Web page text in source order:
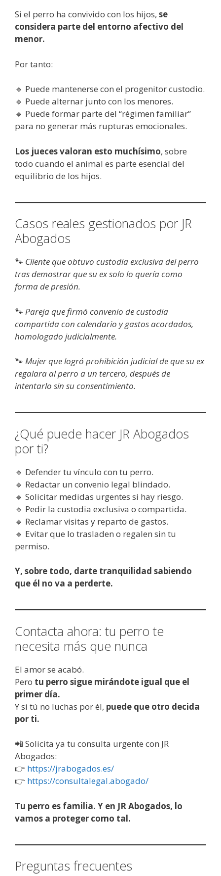
Si el perro ha convivido con los hijos, se
considera parte del entorno afectivo del
menor.
Por tanto:
🔹 Puede mantenerse con el progenitor custodio.
🔹 Puede alternar junto con los menores.
🔹 Puede formar parte del “régimen familiar”
para no generar más rupturas emocionales.
Los jueces valoran esto muchísimo, sobre
todo cuando el animal es parte esencial del
equilibrio de los hijos.
Casos reales gestionados por JR
Abogados
🐾 Cliente que obtuvo custodia exclusiva del perro
tras demostrar que su ex solo lo quería como
forma de presión.
🐾 Pareja que firmó convenio de custodia
compartida con calendario y gastos acordados,
homologado judicialmente.
🐾 Mujer que logró prohibición judicial de que su ex
regalara al perro a un tercero, después de
intentarlo sin su consentimiento.
¿Qué puede hacer JR Abogados
por ti?
🔹 Defender tu vínculo con tu perro.
🔹 Redactar un convenio legal blindado.
🔹 Solicitar medidas urgentes si hay riesgo.
🔹 Pedir la custodia exclusiva o compartida.
🔹 Reclamar visitas y reparto de gastos.
🔹 Evitar que lo trasladen o regalen sin tu
permiso.
Y, sobre todo, darte tranquilidad sabiendo
que él no va a perderte.
Contacta ahora: tu perro te
necesita más que nunca
El amor se acabó.
Pero tu perro sigue mirándote igual que el
primer día.
Y si tú no luchas por él, puede que otro decida
por ti.
📲 Solicita ya tu consulta urgente con JR
Abogados:
👉 https://jrabogados.es/
👉 https://consultalegal.abogado/
Tu perro es familia. Y en JR Abogados, lo
vamos a proteger como tal.
Preguntas frecuentes